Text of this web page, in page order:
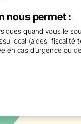
nous permet :
quand vous le
local (aides, fiscalité
en cas d’urgence ou